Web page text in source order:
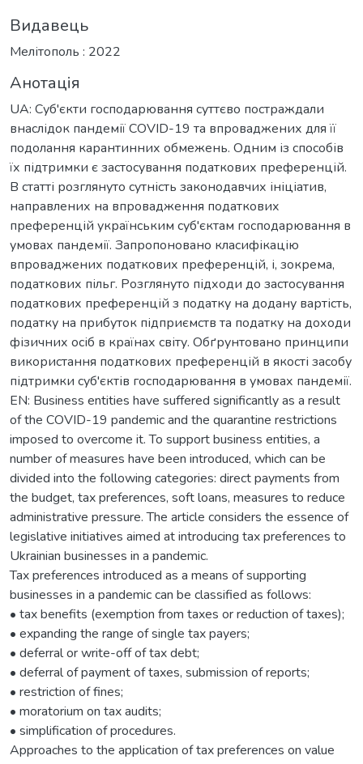
Видавець
Мелітополь : 2022
Анотація
UA: Суб'єкти господарювання суттєво постраждали
внаслідок пандемії COVID-19 та впроваджених для її
подолання карантинних обмежень. Одним із способів
їх підтримки є застосування податкових преференцій.
В статті розглянуто сутність законодавчих ініціатив,
направлених на впровадження податкових
преференцій українським суб'єктам господарювання в
умовах пандемії. Запропоновано класифікацію
впроваджених податкових преференцій, і, зокрема,
податкових пільг. Розглянуто підходи до застосування
податкових преференцій з податку на додану вартість,
податку на прибуток підприємств та податку на доходи
фізичних осіб в країнах світу. Обґрунтовано принципи
використання податкових преференцій в якості засобу
підтримки суб'єктів господарювання в умовах пандемії.
EN: Business entities have suffered significantly as a result
of the COVID-19 pandemic and the quarantine restrictions
imposed to overcome it. To support business entities, a
number of measures have been introduced, which can be
divided into the following categories: direct payments from
the budget, tax preferences, soft loans, measures to reduce
administrative pressure. The article considers the essence of
legislative initiatives aimed at introducing tax preferences to
Ukrainian businesses in a pandemic.
Tax preferences introduced as a means of supporting
businesses in a pandemic can be classified as follows:
• tax benefits (exemption from taxes or reduction of taxes);
• expanding the range of single tax payers;
• deferral or write-off of tax debt;
• deferral of payment of taxes, submission of reports;
• restriction of fines;
• moratorium on tax audits;
• simplification of procedures.
Approaches to the application of tax preferences on value